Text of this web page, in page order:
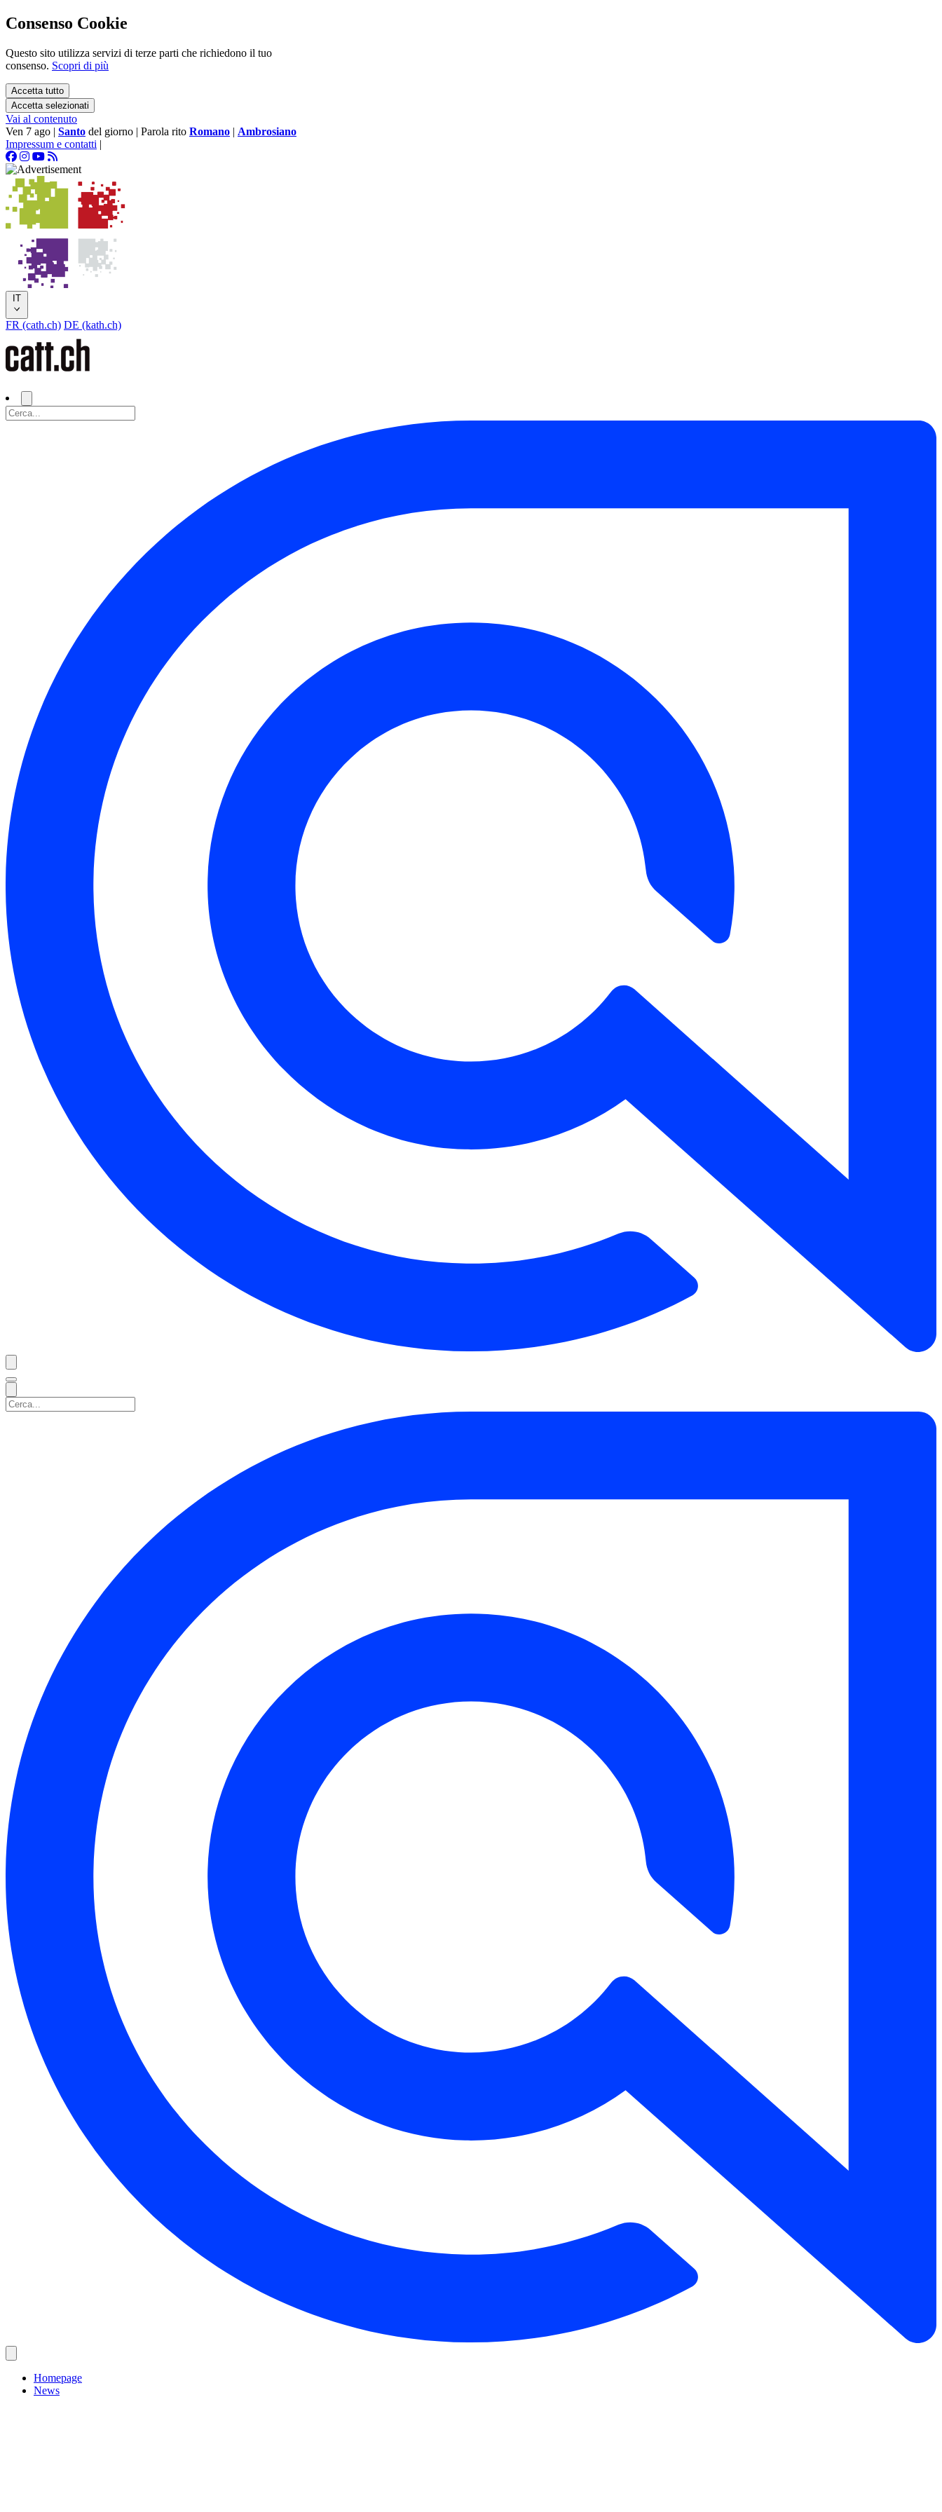
Consenso Cookie
Questo sito utilizza servizi di terze parti che richiedono il tuo
consenso. Scopri di più
Accetta tutto
Accetta selezionati
Vai al contenuto
Ven 7 ago | Santo del giorno | Parola rito Romano | Ambrosiano
Impressum e contatti |
IT
FR (cath.ch) DE (kath.ch)
Homepage
News